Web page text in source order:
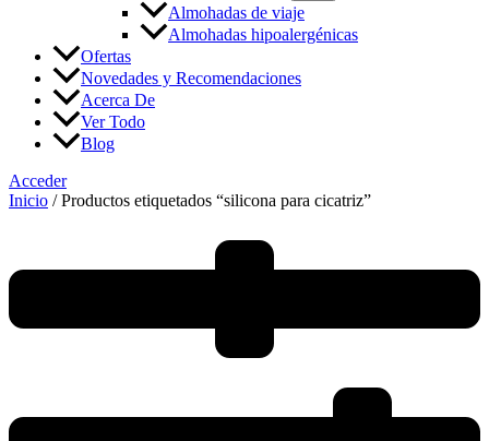
Almohadas de viaje
Almohadas hipoalergénicas
Ofertas
Novedades y Recomendaciones
Acerca De
Ver Todo
Blog
Acceder
Inicio / Productos etiquetados “silicona para cicatriz”